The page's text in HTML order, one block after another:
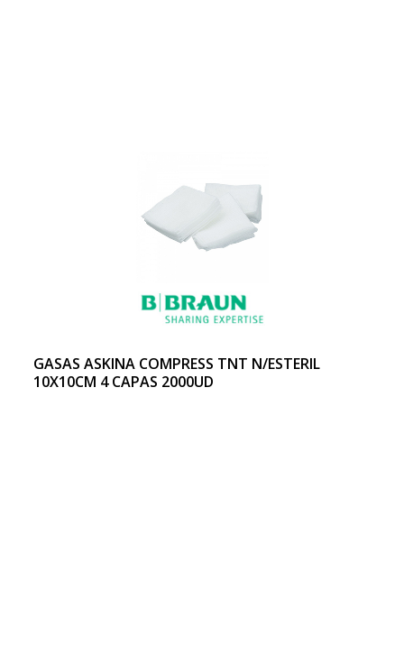
GASAS ASKINA COMPRESS TNT N/ESTERIL
10X10CM 4 CAPAS 2000UD